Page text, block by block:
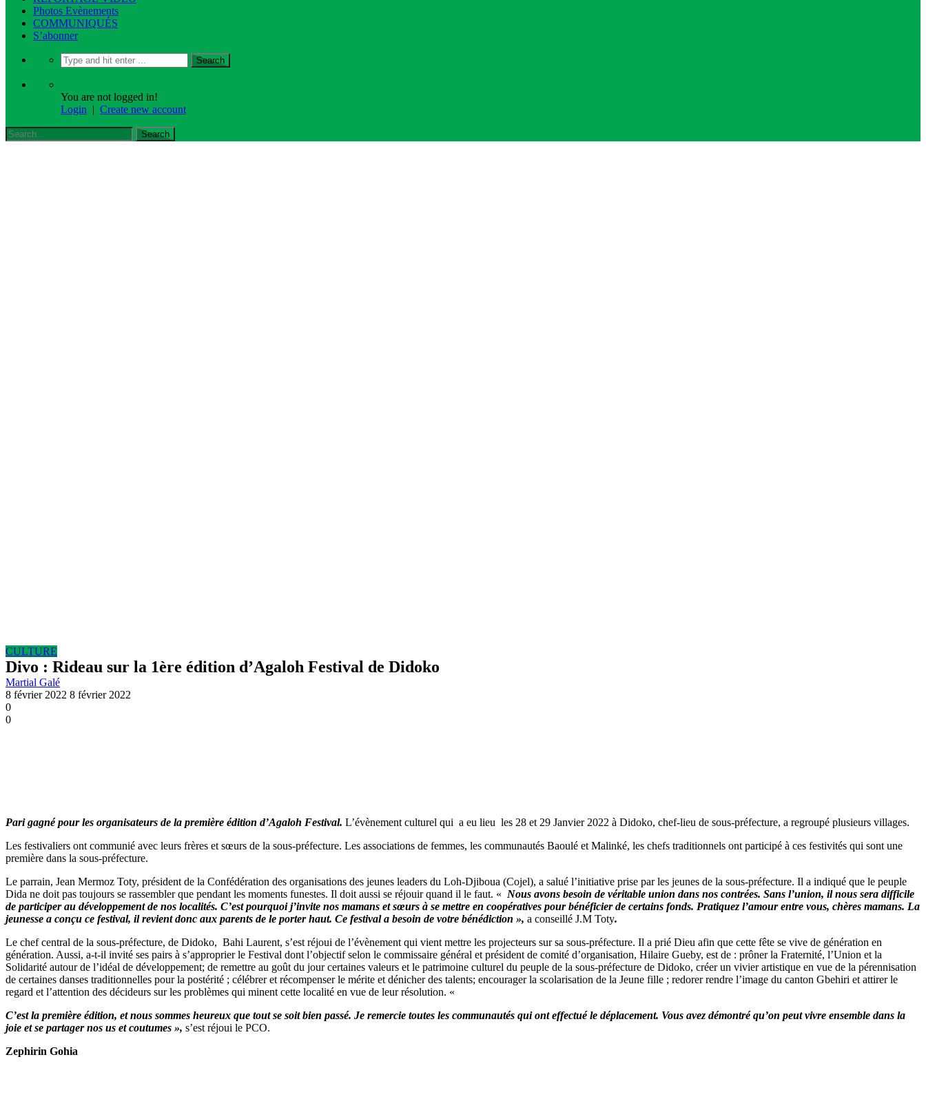
Photos Evènements
COMMUNIQUÉS
S’abonner
You are not logged in!
Login | Create new account
CULTURE
Divo : Rideau sur la 1ère édition d’Agaloh Festival de Didoko
Martial Galé
8 février 2022 8 février 2022
0
0
Pari gagné pour les organisateurs de la première édition d’Agaloh Festival. L’évènement culturel qui a eu lieu les 28 et 29 Janvier 2022 à Didoko, chef-lieu de sous-préfecture, a regroupé plusieurs villages.
Les festivaliers ont communié avec leurs frères et sœurs de la sous-préfecture. Les associations de femmes, les communautés Baoulé et Malinké, les chefs traditionnels ont participé à ces festivités qui sont une
première dans la sous-préfecture.
Le parrain, Jean Mermoz Toty, président de la Confédération des organisations des jeunes leaders du Loh-Djiboua (Cojel), a salué l’initiative prise par les jeunes de la sous-préfecture. Il a indiqué que le peuple
Dida ne doit pas toujours se rassembler que pendant les moments funestes. Il doit aussi se réjouir quand il le faut. « Nous avons besoin de véritable union dans nos contrées. Sans l’union, il nous sera difficile
de participer au développement de nos localités. C’est pourquoi j’invite nos mamans et sœurs à se mettre en coopératives pour bénéficier de certains fonds. Pratiquez l’amour entre vous, chères mamans. La
jeunesse a conçu ce festival, il revient donc aux parents de le porter haut. Ce festival a besoin de votre bénédiction », a conseillé J.M Toty.
Le chef central de la sous-préfecture, de Didoko, Bahi Laurent, s’est réjoui de l’évènement qui vient mettre les projecteurs sur sa sous-préfecture. Il a prié Dieu afin que cette fête se vive de génération en
génération. Aussi, a-t-il invité ses pairs à s’approprier le Festival dont l’objectif selon le commissaire général et président de comité d’organisation, Hilaire Gueby, est de : prôner la Fraternité, l’Union et la
Solidarité autour de l’idéal de développement; de remettre au goût du jour certaines valeurs et le patrimoine culturel du peuple de la sous-préfecture de Didoko, créer un vivier artistique en vue de la pérennisation
de certaines danses traditionnelles pour la postérité ; célébrer et récompenser le mérite et dénicher des talents; encourager la scolarisation de la Jeune fille ; redorer rendre l’image du canton Gbehiri et attirer le
regard et l’attention des décideurs sur les problèmes qui minent cette localité en vue de leur résolution. «
C’est la première édition, et nous sommes heureux que tout se soit bien passé. Je remercie toutes les communautés qui ont effectué le déplacement. Vous avez démontré qu’on peut vivre ensemble dans la
joie et se partager nos us et coutumes », s’est réjoui le PCO.
Zephirin Gohia